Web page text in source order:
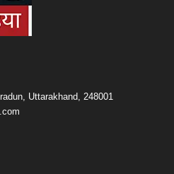
Uttarakhand, 248001